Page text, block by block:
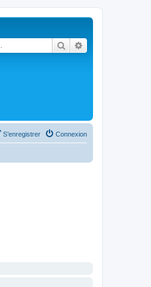
Rechercher
Connexion
S’enregistrer